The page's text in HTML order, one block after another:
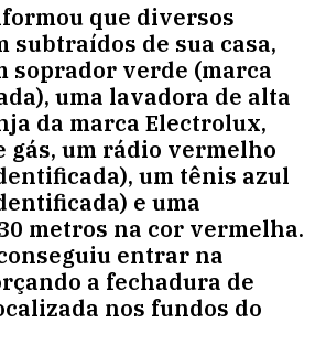
que diversos
subtraídos de sua casa,
soprador verde (marca
uma lavadora de alta
da marca Electrolux,
gás, um rádio vermelho
um tênis azul
e uma
metros na cor vermelha.
entrar na
a fechadura de
nos fundos do